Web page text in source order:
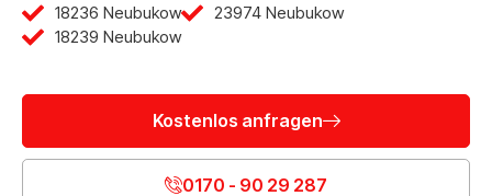
18236 Neubukow
23974 Neubukow
18239 Neubukow
Kostenlos anfragen
0170 - 90 29 287